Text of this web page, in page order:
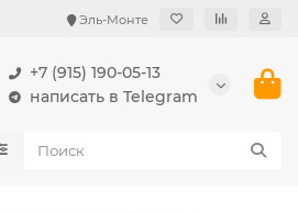
Эль-Монте
+7 (915) 190-05-13
написать в Telegram